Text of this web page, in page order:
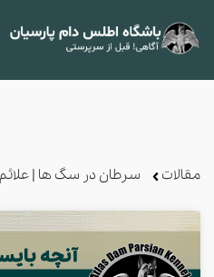
مقالات سرطان در سگ ها |